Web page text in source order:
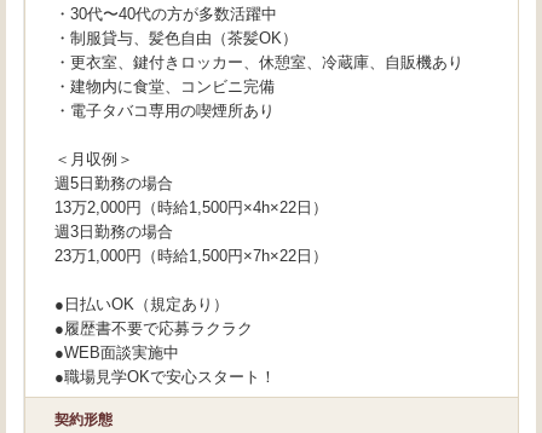
・30代〜40代の方が多数活躍中
・制服貸与、髪色自由（茶髪OK）
・更衣室、鍵付きロッカー、休憩室、冷蔵庫、自販機あり
・建物内に食堂、コンビニ完備
・電子タバコ専用の喫煙所あり
＜月収例＞
週5日勤務の場合
13万2,000円（時給1,500円×4h×22日）
週3日勤務の場合
23万1,000円（時給1,500円×7h×22日）
●日払いOK（規定あり）
●履歴書不要で応募ラクラク
●WEB面談実施中
●職場見学OKで安心スタート！
契約形態